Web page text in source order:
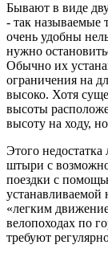
Бывают в виде
- так называемые
очень удобны
нужно
Обычно их
ограничения на
высоко. Хотя
высоты
высоту на ходу,
Этого
штыри с
поездки с
устанавливаемой
«легким
велопоходах по
требуют